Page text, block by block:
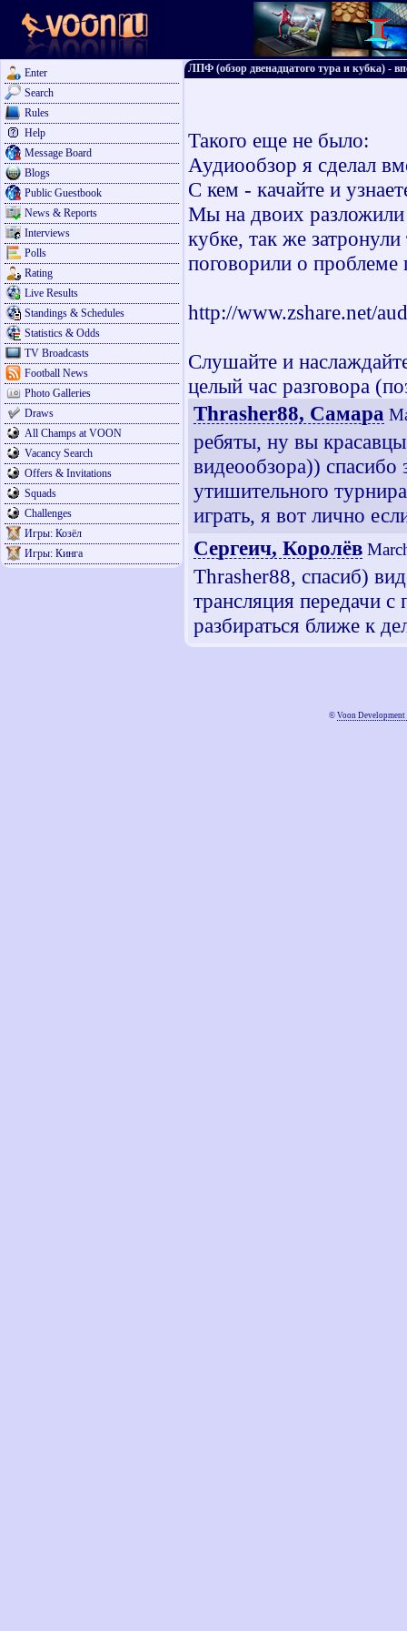
Enter
Search
Rules
Help
Message Board
Blogs
Public Guestbook
News & Reports
Interviews
Polls
Rating
Live Results
Standings & Schedules
Statistics & Odds
TV Broadcasts
Football News
Photo Galleries
Draws
All Champs at VOON
Vacancy Search
Offers & Invitations
Squads
Challenges
Игры: Козёл
Игры: Кинга
ЛПФ (обзор двенадцатого тура и кубка) -
Такого еще не было:
Аудиообзор я сделал
С кем - качайте и
Мы на двоих разложили
кубке, так же
поговорили о
http://www.zshare.net/
Слушайте и
целый час разговора
Thrasher88, Самара
ребяты, ну вы
видеообзора)) спасибо
утишительного
играть, я вот лично
Сергеич, Королёв
Thrasher88, спасиб)
трансляция передачи
разбираться ближе к
© Voon Development